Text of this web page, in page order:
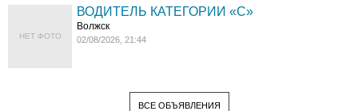
НЕТ ФОТО
ВОДИТЕЛЬ КАТЕГОРИИ «C»
Волжск
02/08/2026, 21:44
ВСЕ ОБЪЯВЛЕНИЯ